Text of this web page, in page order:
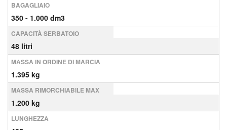
BAGAGLIAIO
350 - 1.000 dm3
CAPACITÀ SERBATOIO
48 litri
MASSA IN ORDINE DI MARCIA
1.395 kg
MASSA RIMORCHIABILE MAX
1.200 kg
LUNGHEZZA